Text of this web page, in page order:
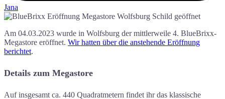
Jana
Am 04.03.2023 wurde in Wolfsburg der mittlerweile 4. BlueBrixx-
Megastore eröffnet. Wir hatten über die anstehende Eröffnung
berichtet.
Details zum Megastore
Auf insgesamt ca. 440 Quadratmetern findet ihr das klassische